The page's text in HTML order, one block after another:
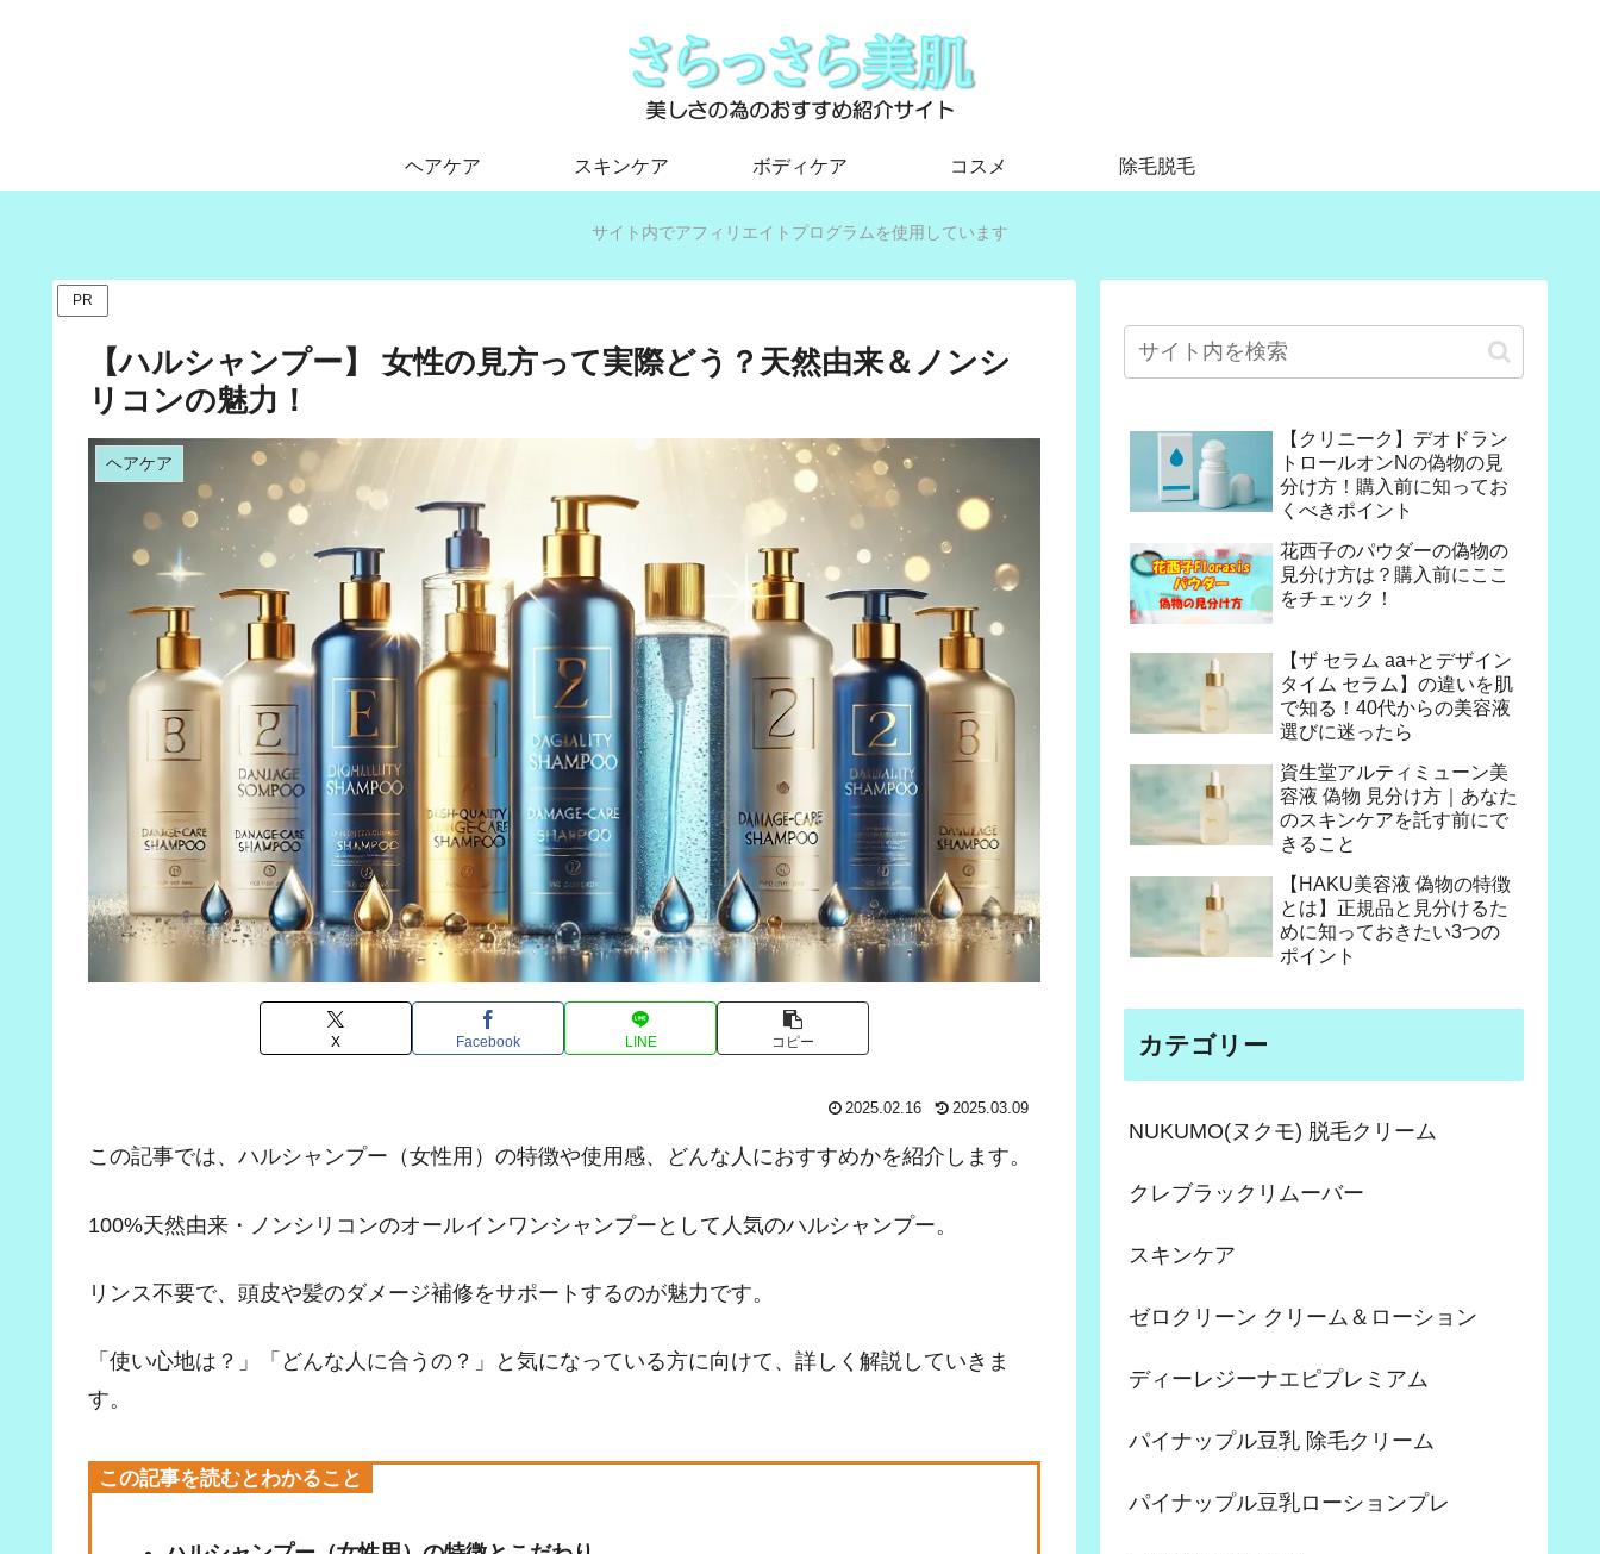
ヘアケア スキンケア ボディケア コスメ 除毛脱毛
サイト内でアフィリエイトプログラムを使用しています
PR
【ハルシャンプー】 女性の見方って実際どう？天然由来＆ノンシ
リコンの魅力！
ヘアケア
X Facebook LINE コピー
2025.02.16 2025.03.09
この記事では、ハルシャンプー（女性用）の特徴や使用感、どんな人におすすめかを紹介します。
100%天然由来・ノンシリコンのオールインワンシャンプーとして人気のハルシャンプー。
リンス不要で、頭皮や髪のダメージ補修をサポートするのが魅力です。
「使い心地は？」「どんな人に合うの？」と気になっている方に向けて、詳しく解説していきま
す。
この記事を読むとわかること
【クリニーク】デオドラン
トロールオンNの偽物の見
分け方！購入前に知ってお
くべきポイント
花西子のパウダーの偽物の
見分け方は？購入前にここ
をチェック！
【ザ セラム aa+とデザイン
タイム セラム】の違いを肌
で知る！40代からの美容液
選びに迷ったら
資生堂アルティミューン美
容液 偽物 見分け方｜あなた
のスキンケアを託す前にで
きること
【HAKU美容液 偽物の特徴
とは】正規品と見分けるた
めに知っておきたい3つの
ポイント
カテゴリー
NUKUMO(ヌクモ) 脱毛クリーム
クレブラックリムーバー
スキンケア
ゼロクリーン クリーム＆ローション
ディーレジーナエピプレミアム
パイナップル豆乳 除毛クリーム
パイナップル豆乳ローションプレ